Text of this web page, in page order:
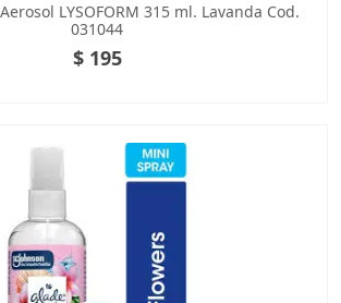
LYSOFORM 315 ml. Lavanda Cod.
031044
$ 195